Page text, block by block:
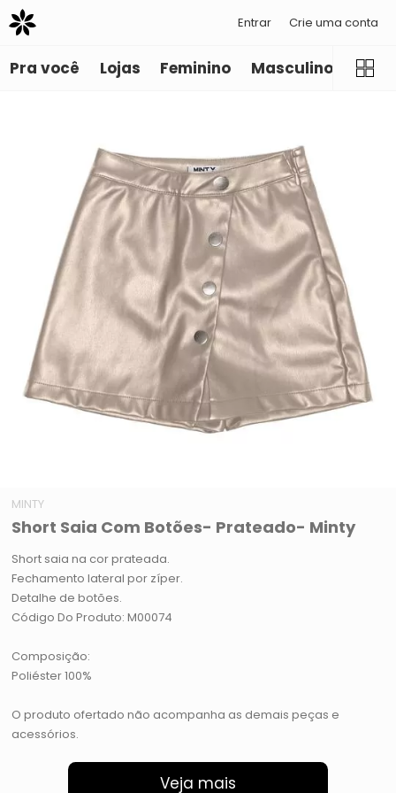
Entrar Crie uma conta
Pra você Lojas Feminino Masculino
MINTY
Short Saia Com Botões- Prateado- Minty
Short saia na cor prateada.
Fechamento lateral por zíper.
Detalhe de botões.
Código Do Produto: M00074
Composição:
Poliéster 100%
O produto ofertado não acompanha as demais peças e
acessórios.
Veja mais